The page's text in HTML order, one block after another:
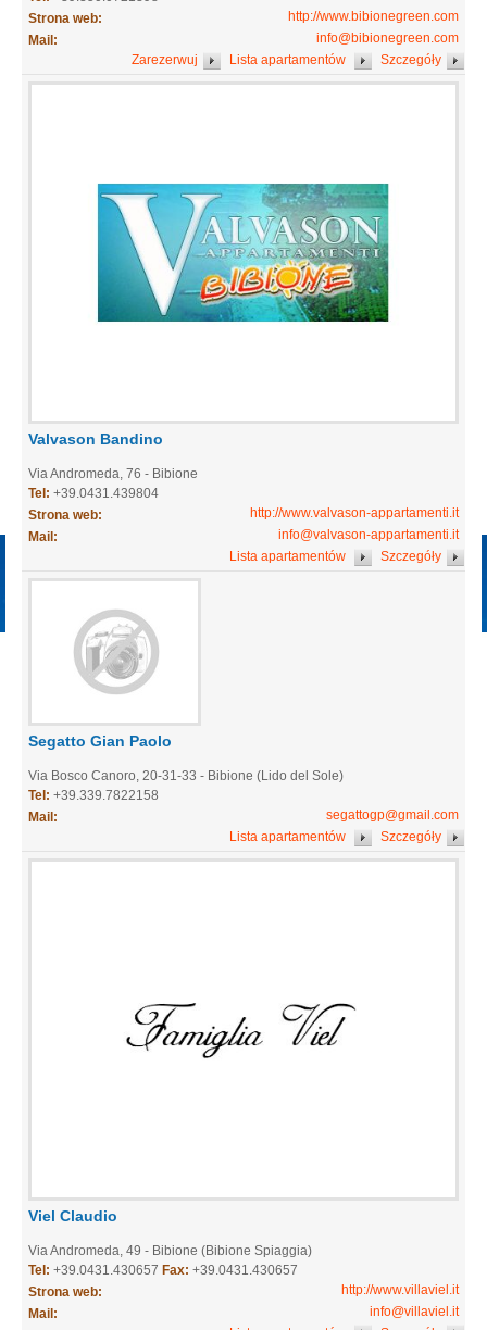
Strona web:
http://www.bibionegreen.com
Mail:
info@bibionegreen.com
Szczegóły
Lista apartamentów
Zarezerwuj
Valvason Bandino
Via Andromeda, 76 - Bibione
Tel: +39.0431.439804
Strona web:
http://www.valvason-appartamenti.it
Mail:
info@valvason-appartamenti.it
Szczegóły
Lista apartamentów
Segatto Gian Paolo
Via Bosco Canoro, 20-31-33 - Bibione (Lido del Sole)
Tel: +39.339.7822158
Mail:
segattogp@gmail.com
Szczegóły
Lista apartamentów
Viel Claudio
Via Andromeda, 49 - Bibione (Bibione Spiaggia)
Tel: +39.0431.430657 Fax: +39.0431.430657
Strona web:
http://www.villaviel.it
Mail:
info@villaviel.it